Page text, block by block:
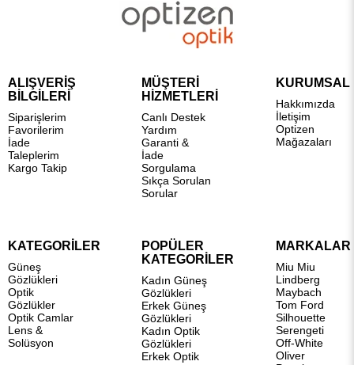
ALIŞVERİŞ
BİLGİLERİ
Siparişlerim
Favorilerim
İade
Taleplerim
Kargo Takip
MÜŞTERİ
HİZMETLERİ
Canlı Destek
Yardım
Garanti &
İade
Sorgulama
Sıkça Sorulan
Sorular
KURUMSAL
Hakkımızda
İletişim
Optizen
Mağazaları
KATEGORİLER
Güneş
Gözlükleri
Optik
Gözlükler
Optik Camlar
Lens &
Solüsyon
POPÜLER
KATEGORİLER
Kadın Güneş
Gözlükleri
Erkek Güneş
Gözlükleri
Kadın Optik
Gözlükleri
Erkek Optik
MARKALAR
Miu Miu
Lindberg
Maybach
Tom Ford
Silhouette
Serengeti
Off-White
Oliver